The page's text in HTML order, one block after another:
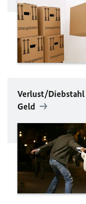
Verlust/Diebstahl
Geld